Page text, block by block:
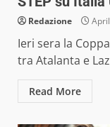
Redazione
Ieri sera la
tra Atalanta e
Read More